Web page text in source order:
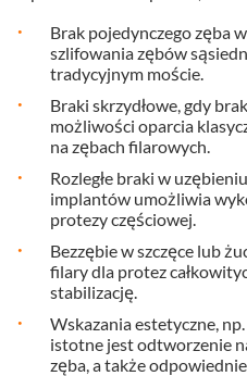
Brak pojedynczego zęba
szlifowania zębów
tradycyjnym moście.
Braki skrzydłowe, gdy
możliwości oparcia
na zębach filarowych.
Rozległe braki w
implantów umożliwia
protezy częściowej.
Bezzębie w szczęce lub
filary dla protez
stabilizację.
Wskazania estetyczne,
istotne jest odtworzenie
zęba, a także